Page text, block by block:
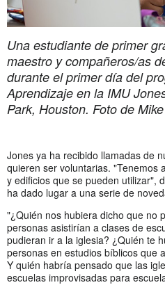
Una estudiante de primer
maestro y compañeros/as
durante el primer día del
Aprendizaje en la IMU
Park, Houston. Foto de
Jones ya ha recibido llamadas de
quieren ser voluntarias. "Tenemos
y edificios que se pueden utilizar",
ha dado lugar a una serie de
"¿Quién nos hubiera dicho que no
personas asistirían a clases de
pudieran ir a la iglesia? ¿Quién te
personas en estudios bíblicos que
Y quién habría pensado que las
escuelas improvisadas para